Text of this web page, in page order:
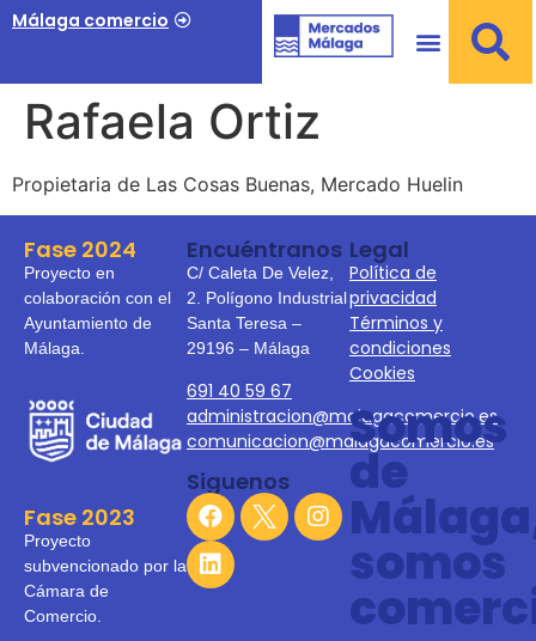
Málaga comercio
Rafaela Ortiz
Propietaria de Las Cosas Buenas, Mercado Huelin
Fase 2024
Proyecto en
colaboración con el
Ayuntamiento de
Málaga.
Fase 2023
Proyecto
subvencionado por la
Cámara de
Comercio.
Encuéntranos
C/ Caleta De Velez,
2. Polígono Industrial
Santa Teresa –
29196 – Málaga
691 40 59 67
administracion@malagacomercio.es
comunicacion@malagacomercio.es
Siguenos
Legal
Política de
privacidad
Términos y
condiciones
Cookies
Somos
de
somos